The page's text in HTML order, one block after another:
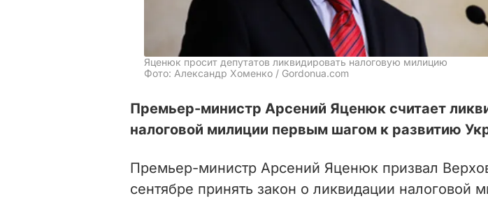
Яценюк просит депутатов ликвидировать налоговую милицию
Фото: Александр Хоменко / Gordonua.com
Премьер-министр Арсений Яценюк считает
налоговой милиции первым шагом к развитию
Премьер-министр Арсений Яценюк призвал
сентябре принять закон о ликвидации налоговой